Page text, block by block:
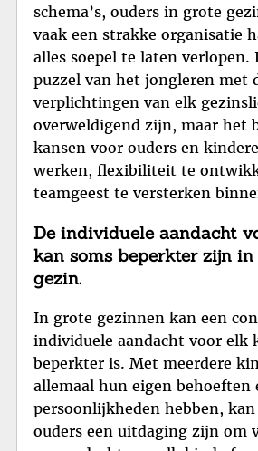
schema’s, ouders in grote
vaak een strakke organisatie
alles soepel te laten verlopen.
puzzel van het jongleren met
verplichtingen van elk
overweldigend zijn, maar het
kansen voor ouders en
werken, flexibiliteit te
teamgeest te versterken
De individuele aandacht
kan soms beperkter zijn
gezin.
In grote gezinnen kan een
individuele aandacht voor elk
beperkter is. Met meerdere
allemaal hun eigen behoeften
persoonlijkheden hebben,
ouders een uitdaging zijn om